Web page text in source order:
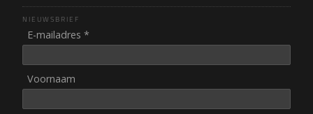
NIEUWSBRIEF
E-mailadres *
Voornaam